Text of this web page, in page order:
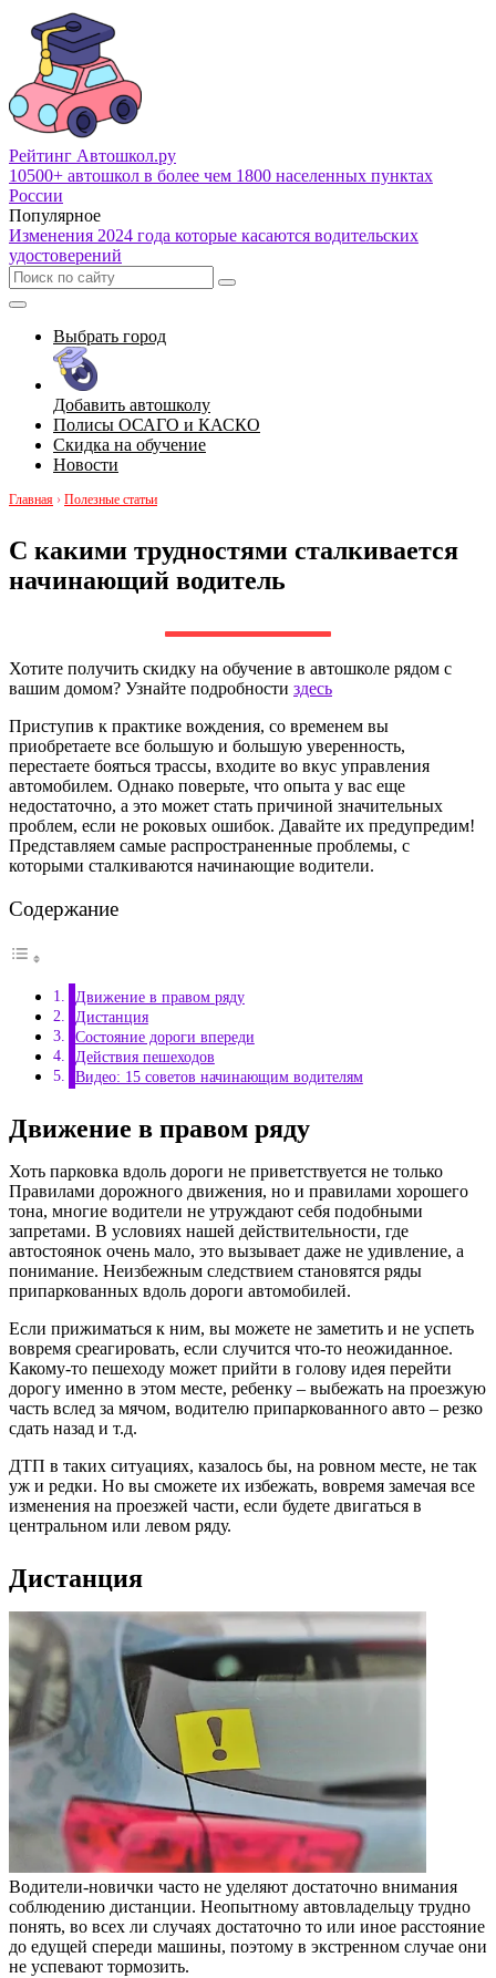
Рейтинг Автошкол.ру
10500+ автошкол в более чем 1800 населенных пунктах
России
Популярное
Изменения 2024 года которые касаются водительских
удостоверений
Выбрать город
Добавить автошколу
Полисы ОСАГО и КАСКО
Скидка на обучение
Новости
Главная › Полезные статьи
С какими трудностями сталкивается
начинающий водитель
Хотите получить скидку на обучение в автошколе рядом с
вашим домом? Узнайте подробности здесь
Приступив к практике вождения, со временем вы
приобретаете все большую и большую уверенность,
перестаете бояться трассы, входите во вкус управления
автомобилем. Однако поверьте, что опыта у вас еще
недостаточно, а это может стать причиной значительных
проблем, если не роковых ошибок. Давайте их предупредим!
Представляем самые распространенные проблемы, с
которыми сталкиваются начинающие водители.
Содержание
Движение в правом ряду
Дистанция
Состояние дороги впереди
Действия пешеходов
Видео: 15 советов начинающим водителям
Движение в правом ряду
Хоть парковка вдоль дороги не приветствуется не только
Правилами дорожного движения, но и правилами хорошего
тона, многие водители не утруждают себя подобными
запретами. В условиях нашей действительности, где
автостоянок очень мало, это вызывает даже не удивление, а
понимание. Неизбежным следствием становятся ряды
припаркованных вдоль дороги автомобилей.
Если прижиматься к ним, вы можете не заметить и не успеть
вовремя среагировать, если случится что-то неожиданное.
Какому-то пешеходу может прийти в голову идея перейти
дорогу именно в этом месте, ребенку – выбежать на проезжую
часть вслед за мячом, водителю припаркованного авто – резко
сдать назад и т.д.
ДТП в таких ситуациях, казалось бы, на ровном месте, не так
уж и редки. Но вы сможете их избежать, вовремя замечая все
изменения на проезжей части, если будете двигаться в
центральном или левом ряду.
Дистанция
Водители-новички часто не уделяют достаточно внимания
соблюдению дистанции. Неопытному автовладельцу трудно
понять, во всех ли случаях достаточно то или иное расстояние
до едущей спереди машины, поэтому в экстренном случае они
не успевают тормозить.